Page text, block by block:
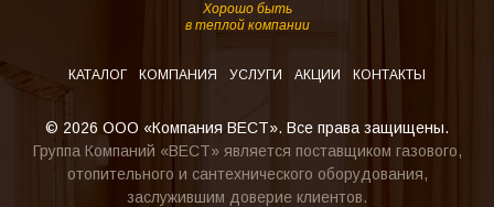
Хорошо быть
в теплой компании
КАТАЛОГ КОМПАНИЯ УСЛУГИ АКЦИИ КОНТАКТЫ
© 2026 ООО «Компания ВЕСТ». Все права защищены.
Группа Компаний «ВЕСТ» является поставщиком газового,
отопительного и сантехнического оборудования,
заслужившим доверие клиентов.